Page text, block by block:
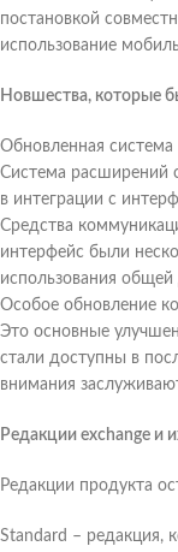
постановкой
использование
Новшества, которые
Обновленная система
Система расширений
в интеграции с
Средства
интерфейс были
использования
Особое обновление
Это основные
стали доступны в
внимания
Редакции exchange и
Редакции продукта
Standard – редакция,